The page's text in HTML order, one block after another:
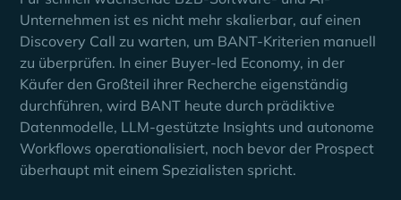
Unternehmen ist es nicht mehr skalierbar, auf einen
Discovery Call zu warten, um BANT-Kriterien manuell
zu überprüfen. In einer Buyer-led Economy, in der
Käufer den Großteil ihrer Recherche eigenständig
durchführen, wird BANT heute durch prädiktive
Datenmodelle, LLM-gestützte Insights und autonome
Workflows operationalisiert, noch bevor der Prospect
überhaupt mit einem Spezialisten spricht.